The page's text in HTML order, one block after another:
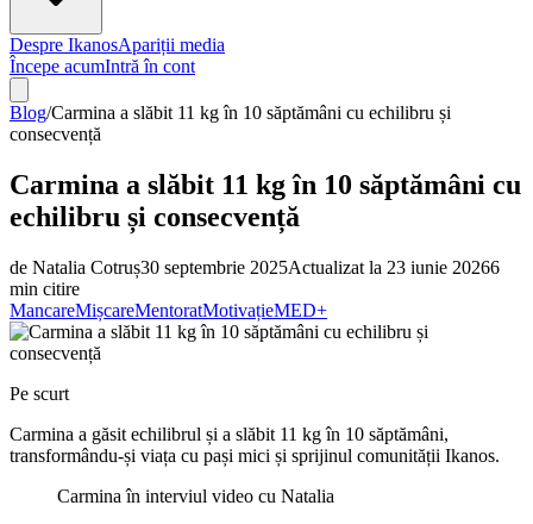
Despre IkanosApariții media
Începe acumIntră în cont
Blog/Carmina a slăbit 11 kg în 10 săptămâni cu echilibru și
consecvență
Carmina a slăbit 11 kg în 10 săptămâni cu
echilibru și consecvență
de Natalia Cotruș30 septembrie 2025Actualizat la 23 iunie 20266
min citire
MancareMișcareMentoratMotivațieMED+
Pe scurt
Carmina a găsit echilibrul și a slăbit 11 kg în 10 săptămâni,
transformându-și viața cu pași mici și sprijinul comunității Ikanos.
Carmina în interviul video cu Natalia